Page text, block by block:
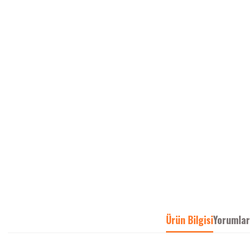
Ürün BilgisiYorumlar